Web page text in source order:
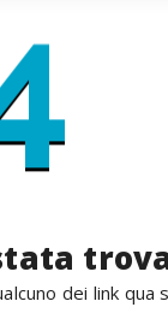
dei link qua